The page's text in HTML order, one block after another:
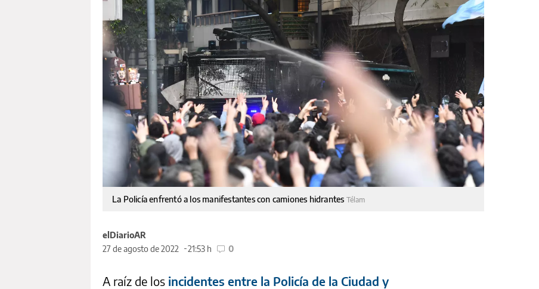
La Policía enfrentó a los manifestantes con camiones hidrantes Télam
elDiarioAR
27 de agosto de 2022
21:53 h 0
A raíz de los incidentes entre la Policía de la Ciudad y